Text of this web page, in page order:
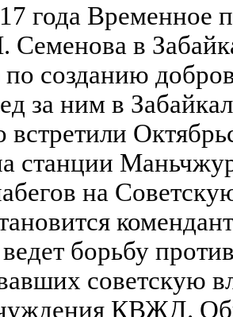
года Временное
Семенова в
созданию
за ним в
встретили
станции
на
борьбу
советскую
КВЖД.